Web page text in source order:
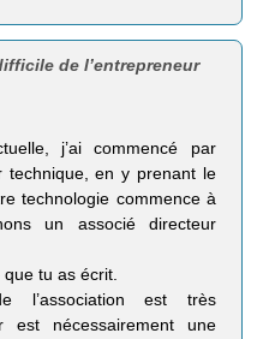
de l’entrepreneur
j’ai commencé par
technique, en y prenant le
technologie commence à
un associé directeur
tu as écrit.
l’association est très
est nécessairement une